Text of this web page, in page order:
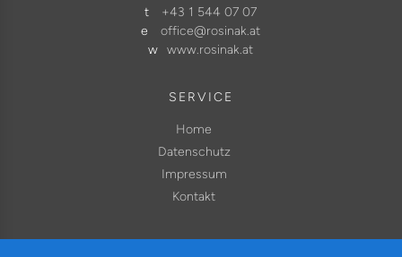
t
+43 1 544 07 07
e
office@rosinak.at
w www.rosinak.at
SERVICE
Home
Datenschutz
Impressum
Kontakt